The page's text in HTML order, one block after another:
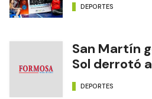
DEPORTES
San Martín
Sol derrotó
DEPORTES